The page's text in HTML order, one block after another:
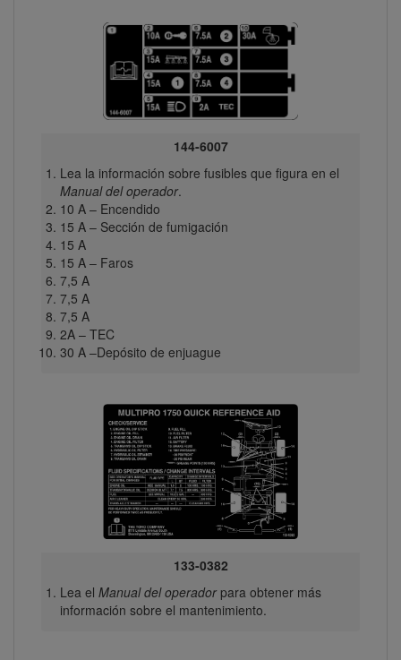
144-6007
Lea la información sobre fusibles que figura en el
Manual del operador.
10 A – Encendido
15 A – Sección de fumigación
15 A
15 A – Faros
7,5 A
7,5 A
7,5 A
2A – TEC
30 A –Depósito de enjuague
133-0382
Lea el Manual del operadorpara obtener más
información sobre el mantenimiento.